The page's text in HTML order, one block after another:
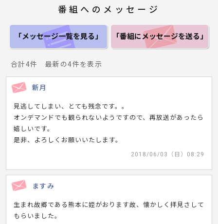
番組へのメッセージ
「メッセージ一覧を見る」 「番組にメッセージを送る」
合計4件 最新の4件を表示
新月
見逃してしまい、とても残念です。。
オンデマンドでも観られないようですので、再放送があったら
嬉しいです。
是非、よろしくお願いいたします。
2018/06/03（日）08:29
ますみ
生まれ故郷である熊本に姪がおります故、懐かしく拝見さして
もらいました。